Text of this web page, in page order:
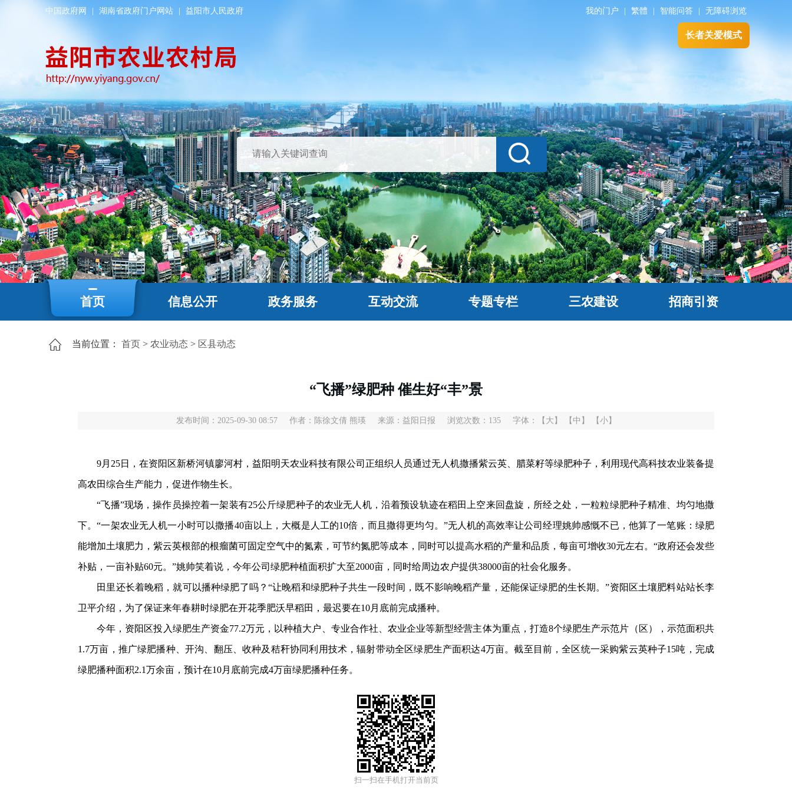
中国政府网 湖南省政府门户网站 益阳市人民政府 我的门户 繁體 智能问答 无障碍浏览
长者关爱模式
首页 信息公开 政务服务 互动交流 专题专栏 三农建设 招商引资
当前位置： 首页 > 农业动态 > 区县动态
“飞播”绿肥种 催生好“丰”景
发布时间：2025-09-30 08:57 作者：陈徐文倩 熊瑛 来源：益阳日报 浏览次数： 135 字体： 【大】 【中】 【小】
9月25日，在资阳区新桥河镇廖河村，益阳明天农业科技有限公司正组织人员通过无人机撒播紫云英、腊菜籽等绿肥种子，利用现代高科技农业装备提
高农田综合生产能力，促进作物生长。
“飞播”现场，操作员操控着一架装有25公斤绿肥种子的农业无人机，沿着预设轨迹在稻田上空来回盘旋，所经之处，一粒粒绿肥种子精准、均匀地撒
下。“一架农业无人机一小时可以撒播40亩以上，大概是人工的10倍，而且撒得更均匀。”无人机的高效率让公司经理姚帅感慨不已，他算了一笔账：绿肥
能增加土壤肥力，紫云英根部的根瘤菌可固定空气中的氮素，可节约氮肥等成本，同时可以提高水稻的产量和品质，每亩可增收30元左右。“政府还会发些
补贴，一亩补贴60元。”姚帅笑着说，今年公司绿肥种植面积扩大至2000亩，同时给周边农户提供38000亩的社会化服务。
田里还长着晚稻，就可以播种绿肥了吗？“让晚稻和绿肥种子共生一段时间，既不影响晚稻产量，还能保证绿肥的生长期。”资阳区土壤肥料站站长李
卫平介绍，为了保证来年春耕时绿肥在开花季肥沃早稻田，最迟要在10月底前完成播种。
今年，资阳区投入绿肥生产资金77.2万元，以种植大户、专业合作社、农业企业等新型经营主体为重点，打造8个绿肥生产示范片（区），示范面积共
1.7万亩，推广绿肥播种、开沟、翻压、收种及秸秆协同利用技术，辐射带动全区绿肥生产面积达4万亩。截至目前，全区统一采购紫云英种子15吨，完成
绿肥播种面积2.1万余亩，预计在10月底前完成4万亩绿肥播种任务。
扫一扫在手机打开当前页